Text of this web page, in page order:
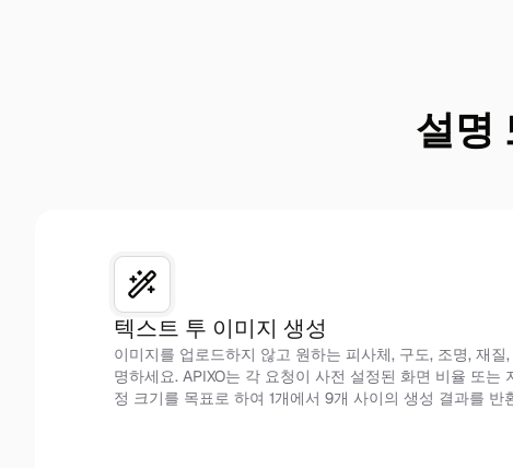
설명
텍스트 투 이미지 생성
이미지를 업로드하지 않고 원하는 피사체, 구도, 조명, 재질
명하세요. APIXO는 각 요청이 사전 설정된 화면 비율 또는
정 크기를 목표로 하여 1개에서 9개 사이의 생성 결과를 반